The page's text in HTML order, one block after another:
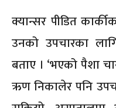
क्यान्सर पीडित
उनको उपचारका
बताए । ‘भएको पैशा
ऋण निकालेर पनि